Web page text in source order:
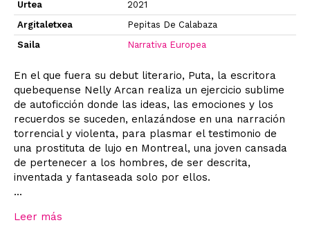
Urtea
2021
Argitaletxea
Pepitas De Calabaza
Saila
Narrativa Europea
En el que fuera su debut literario, Puta, la escritora
quebequense Nelly Arcan realiza un ejercicio sublime
de autoficción donde las ideas, las emociones y los
recuerdos se suceden, enlazándose en una narración
torrencial y violenta, para plasmar el testimonio de
una prostituta de lujo en Montreal, una joven cansada
de pertenecer a los hombres, de ser descrita,
inventada y fantaseada solo por ellos.
...
Leer más